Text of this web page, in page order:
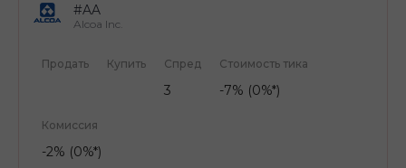
#AA
Alcoa Inc.
Продать Купить Спред
3
Стоимость тика
-7% (0%*)
Комиссия
-2% (0%*)